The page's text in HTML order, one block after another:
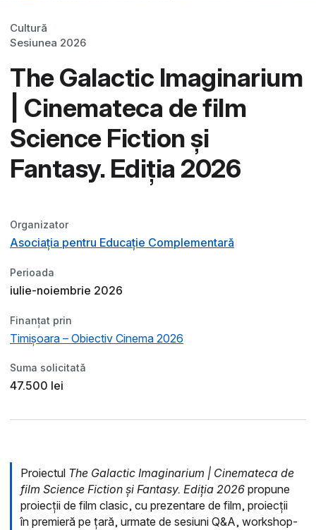
Cultură
Sesiunea 2026
The Galactic Imaginarium
| Cinemateca de film
Science Fiction și
Fantasy. Ediția 2026
Organizator
Asociația pentru Educație Complementară
Perioada
iulie-noiembrie 2026
Finanțat prin
Timișoara – Obiectiv Cinema 2026
Suma solicitată
47.500 lei
Proiectul The Galactic Imaginarium | Cinemateca de
film Science Fiction și Fantasy. Ediția 2026 propune
proiecții de film clasic, cu prezentare de film, proiecții
în premieră pe țară, urmate de sesiuni Q&A, workshop-